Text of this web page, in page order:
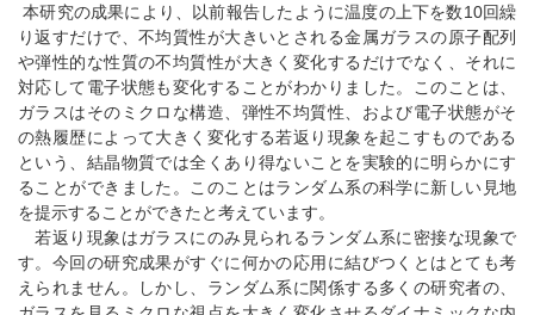
本研究の成果により、以前報告したように温度の上下を数10回繰
り返すだけで、不均質性が大きいとされる金属ガラスの原子配列
や弾性的な性質の不均質性が大きく変化するだけでなく、それに
対応して電子状態も変化することがわかりました。このことは、
ガラスはそのミクロな構造、弾性不均質性、および電子状態がそ
の熱履歴によって大きく変化する若返り現象を起こすものである
という、結晶物質では全くあり得ないことを実験的に明らかにす
ることができました。このことはランダム系の科学に新しい見地
を提示することができたと考えています。
若返り現象はガラスにのみ見られるランダム系に密接な現象で
す。今回の研究成果がすぐに何かの応用に結びつくとはとても考
えられません。しかし、ランダム系に関係する多くの研究者の、